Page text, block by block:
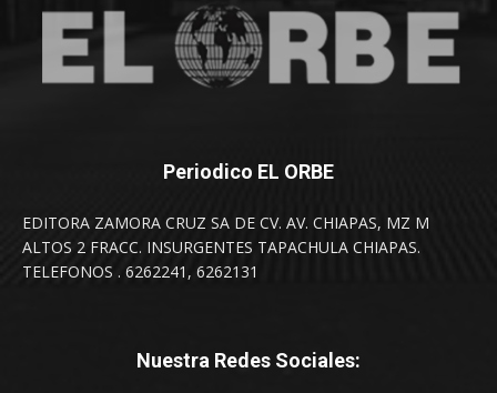
Periodico EL ORBE
EDITORA ZAMORA CRUZ SA DE CV. AV. CHIAPAS, MZ M
ALTOS 2 FRACC. INSURGENTES TAPACHULA CHIAPAS.
TELEFONOS . 6262241, 6262131
Nuestra Redes Sociales: